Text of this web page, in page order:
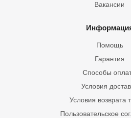
Вакансии
Помощь
Гарантия
Способы
Условия
Условия возврата
Пользовательское